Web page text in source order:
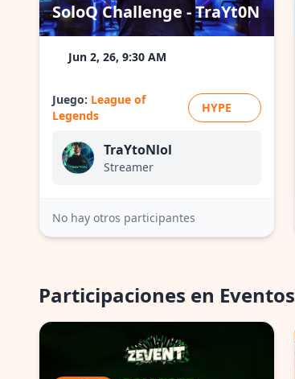
SoloQ Challenge - TraYt0N
Jun 2, 26, 9:30 AM
Juego: League of
Legends
HYPE
TraYtoNlol
Streamer
No hay otros participantes
Participaciones en Eventos